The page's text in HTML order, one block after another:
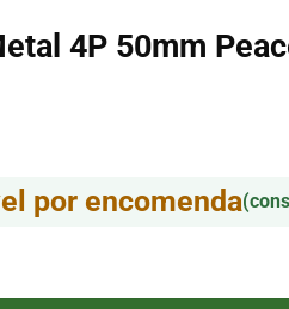
4P 50mm
por encomenda
Metal 4P 50mm Peace Prateado